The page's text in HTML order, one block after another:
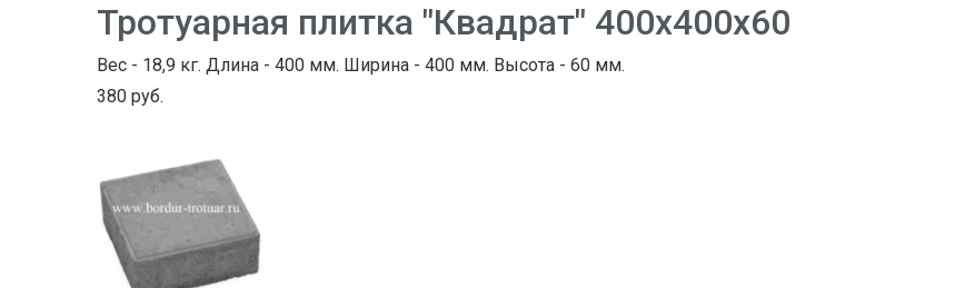
Тротуарная плитка "Квадрат" 400х400х60
Вес - 18,9 кг. Длина - 400 мм. Ширина - 400 мм. Высота - 60 мм.
380 руб.